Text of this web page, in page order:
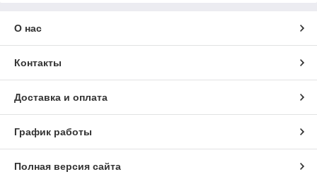
О нас
Контакты
Доставка и оплата
График работы
Полная версия сайта